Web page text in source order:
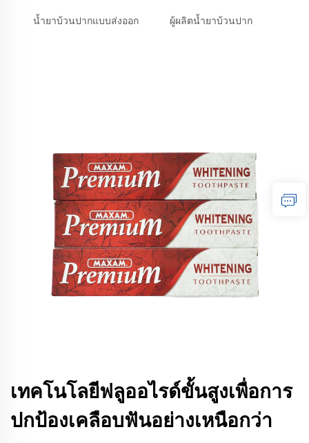
น้ำยาบ้วนปากแบบส่งออก ผู้ผลิตน้ำยาบ้วนปาก
เทคโนโลยีฟลูออไรด์ขั้นสูงเพื่อการ
ปกป้องเคลือบฟันอย่างเหนือกว่า